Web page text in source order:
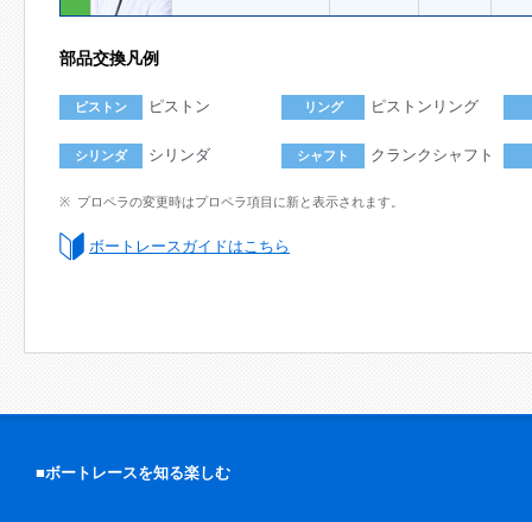
部品交換凡例
ピストン ピストン リング ピストンリング
シリンダ シリンダ シャフト クランクシャフト
プロペラの変更時はプロペラ項目に新と表示されます。
ボートレースガイドはこちら
■ボートレースを知る楽しむ